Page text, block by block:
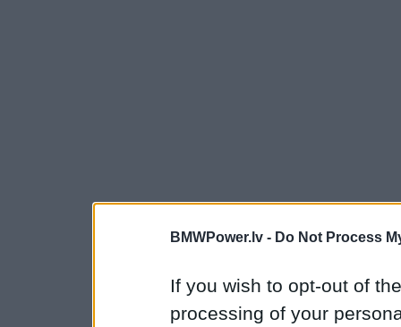
BMWPower.lv - Do Not Process
If you wish to opt-out of
processing of your